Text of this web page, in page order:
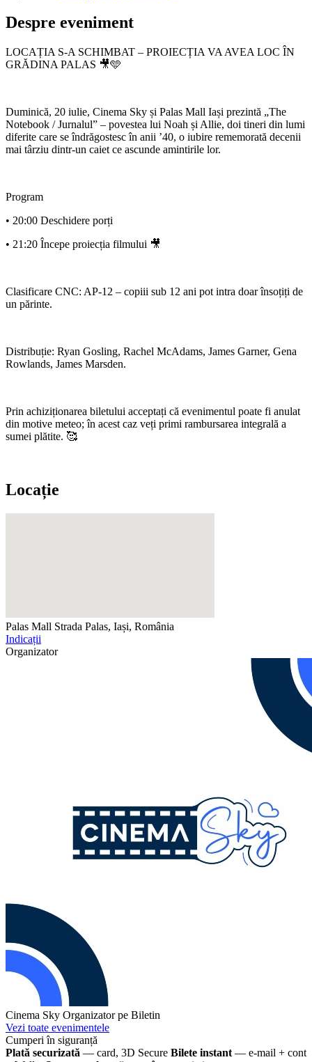
Despre eveniment
LOCAȚIA S-A SCHIMBAT – PROIECȚIA VA AVEA LOC ÎN
GRĂDINA PALAS 🎥🩵
Duminică, 20 iulie, Cinema Sky și Palas Mall Iași prezintă „The
Notebook / Jurnalul” – povestea lui Noah și Allie, doi tineri din lumi
diferite care se îndrăgostesc în anii ’40, o iubire rememorată decenii
mai târziu dintr-un caiet ce ascunde amintirile lor.
Program
• 20:00 Deschidere porți
• 21:20 Începe proiecția filmului 🎥
Clasificare CNC: AP-12 – copiii sub 12 ani pot intra doar însoțiți de
un părinte.
Distribuție: Ryan Gosling, Rachel McAdams, James Garner, Gena
Rowlands, James Marsden.
Prin achiziționarea biletului acceptați că evenimentul poate fi anulat
din motive meteo; în acest caz veți primi rambursarea integrală a
sumei plătite. 🥰
Locație
Palas Mall Strada Palas, Iași, România
Indicații
Organizator
Cinema Sky Organizator pe Biletin
Vezi toate evenimentele
Cumperi în siguranță
Plată securizată — card, 3D Secure Bilete instant — e-mail + cont